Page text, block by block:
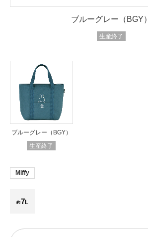
ブルーグレー（BGY）
生産終了
ブルーグレー（BGY）
生産終了
Miffy